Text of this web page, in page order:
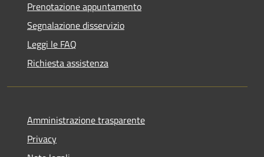
Prenotazione appuntamento
Segnalazione disservizio
Leggi le FAQ
Richiesta assistenza
Amministrazione trasparente
Privacy